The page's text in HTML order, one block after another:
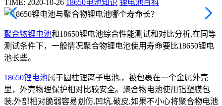
TIME: 2020-10-26 18650电池知识 锂电池百科
聚合物锂电池和18650锂电池综合性能测试和对比分析,在同等
测试条件下，一般情况聚合物锂电池使用寿命要比18650锂电
池长些。
18650锂电池属于圆柱锂离子电池,，被包裹在一个金属外壳
里，外壳物理保护相对比较安全。聚合物电池使用铝塑膜包
装,外部相对脆弱容易划伤,凹坑,破皮,如果不小心将聚合物电池